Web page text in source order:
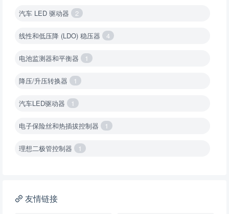
汽车 LED 驱动器 2
线性和低压降 (LDO) 稳压器 4
电池监测器和平衡器 1
降压/升压转换器 1
汽车LED驱动器 1
电子保险丝和热插拔控制器 1
理想二极管控制器 1
降压转换器（继承开关）
友情链接